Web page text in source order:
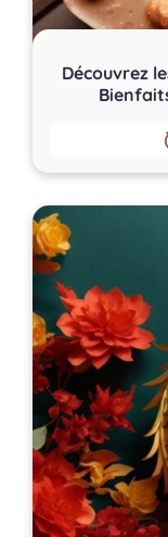
Découvrez